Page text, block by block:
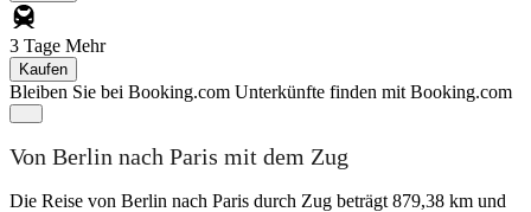
3 Tage Mehr
Kaufen
Bleiben Sie bei Booking.com Unterkünfte finden mit Booking.com
Von Berlin nach Paris mit dem Zug
Die Reise von Berlin nach Paris durch Zug beträgt 879,38 km und